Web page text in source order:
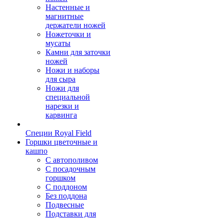
Настенные и
магнитные
держатели ножей
Ножеточки и
мусаты
Камни для заточки
ножей
Ножи и наборы
для сыра
Ножи для
специальной
нарезки и
карвинга
Специи Royal Field
Горшки цветочные и
кашпо
С автополивом
С посадочным
горшком
С поддоном
Без поддона
Подвесные
Подставки для